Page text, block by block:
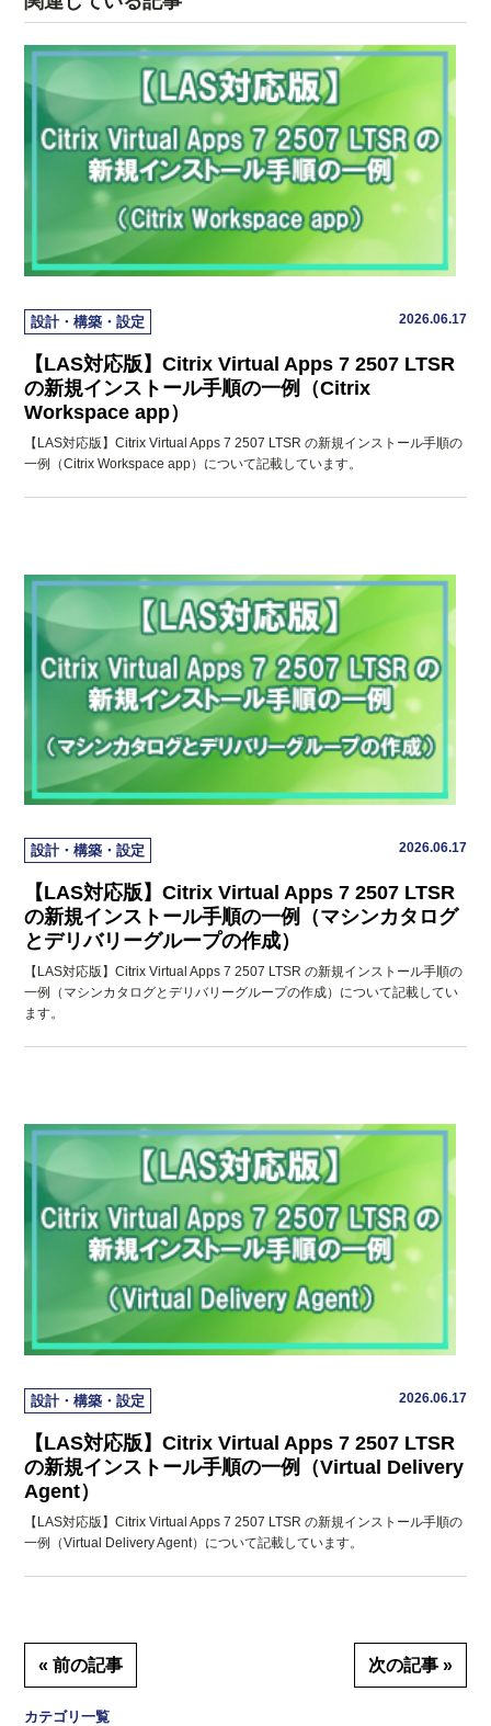
設計・構築・設定 2026.06.17
【LAS対応版】Citrix Virtual Apps 7 2507 LTSR
の新規インストール手順の一例（Citrix
Workspace app）
【LAS対応版】Citrix Virtual Apps 7 2507 LTSR の新規インストール手順の
一例（Citrix Workspace app）について記載しています。
設計・構築・設定 2026.06.17
【LAS対応版】Citrix Virtual Apps 7 2507 LTSR
の新規インストール手順の一例（マシンカタログ
とデリバリーグループの作成）
【LAS対応版】Citrix Virtual Apps 7 2507 LTSR の新規インストール手順の
一例（マシンカタログとデリバリーグループの作成）について記載してい
ます。
設計・構築・設定 2026.06.17
【LAS対応版】Citrix Virtual Apps 7 2507 LTSR
の新規インストール手順の一例（Virtual Delivery
Agent）
【LAS対応版】Citrix Virtual Apps 7 2507 LTSR の新規インストール手順の
一例（Virtual Delivery Agent）について記載しています。
« 前の記事 次の記事 »
カテゴリ一覧